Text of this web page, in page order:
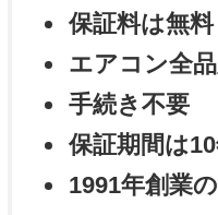
保証料は無料
エアコン全
手続き不要
保証期間は
1991年創業